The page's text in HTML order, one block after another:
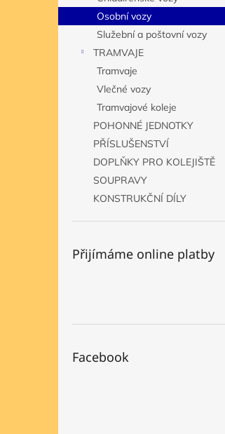
n
e
Osobní vozy
Služební a poštovní vozy
TRAMVAJE
Tramvaje
Vlečné vozy
Tramvajové koleje
POHONNÉ JEDNOTKY
PŘÍSLUŠENSTVÍ
DOPLŇKY PRO KOLEJIŠTĚ
SOUPRAVY
KONSTRUKČNÍ DÍLY
Přijímáme online platby
Facebook